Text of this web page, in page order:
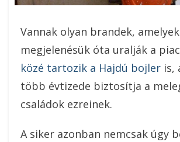
Vannak olyan brandek,
megjelenésük óta uralják a
közé tartozik a Hajdú bojler is,
több évtizede biztosítja a
családok ezreinek.
A siker azonban nemcsak úgy